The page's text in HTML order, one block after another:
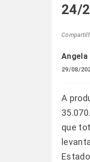
24/
Angela
29/08/
A
que